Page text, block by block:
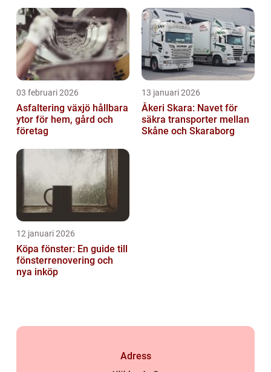
03 februari 2026
Asfaltering växjö hållbara
ytor för hem, gård och
företag
13 januari 2026
Åkeri Skara: Navet för
säkra transporter mellan
Skåne och Skaraborg
12 januari 2026
Köpa fönster: En guide till
fönsterrenovering och
nya inköp
Adress